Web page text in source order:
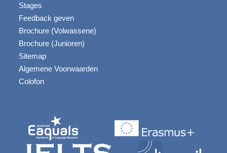
Stages
Feedback geven
Brochure (Volwassene)
Brochure (Junioren)
Sitemap
Algemene Voorwaarden
Colofon